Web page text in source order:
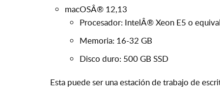
macOSÂ® 12,13
Procesador: IntelÂ® Xeon E5 o
Memoria: 16-32 GB
Disco duro: 500 GB SSD
Esta puede ser una estación de trabajo de